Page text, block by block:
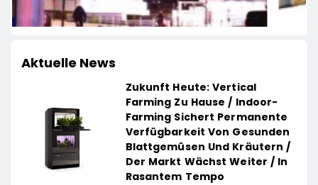
Aktuelle News
Zukunft Heute: Vertical
Farming Zu Hause / Indoor-
Farming Sichert Permanente
Verfügbarkeit Von Gesunden
Blattgemüsen Und Kräutern /
Der Markt Wächst Weiter / In
Rasantem Tempo